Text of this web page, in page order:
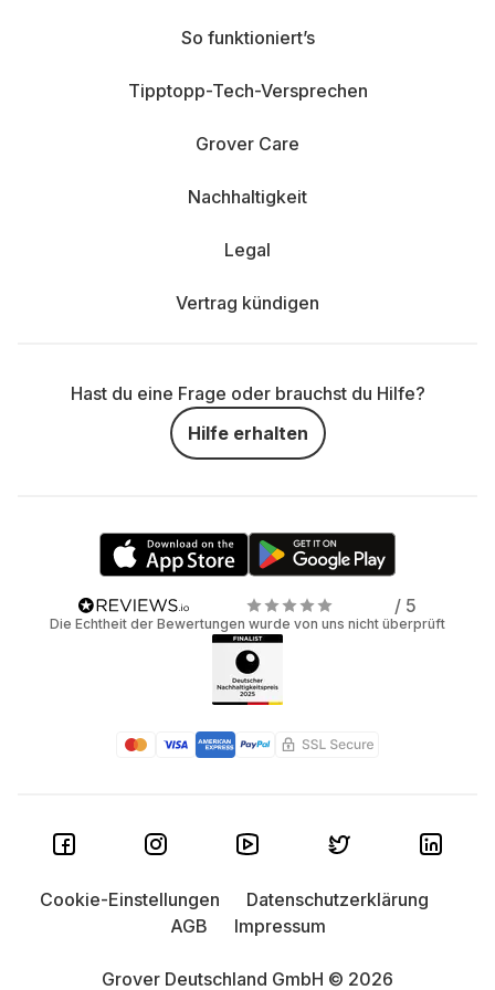
So funktioniert’s
Tipptopp-Tech-Versprechen
Grover Care
Nachhaltigkeit
Legal
Vertrag kündigen
Hast du eine Frage oder brauchst du Hilfe?
Hilfe erhalten
/ 5
Die Echtheit der Bewertungen wurde von uns nicht überprüft
Grover Deutschland GmbH © 2026
Cookie-Einstellungen
Datenschutzerklärung
AGB
Impressum